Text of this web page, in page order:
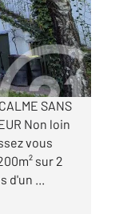
SANS
Non loin
vous
sur 2
...